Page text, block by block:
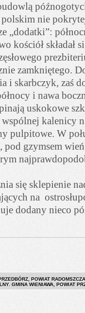
polskim nie
„dodatki”:
kościół składał
zamkniętego.
i skarbczyk, zaś
i nawa
uskokowe
kalenicy
pulpitowe. W
gzymsem
się sklepienie
na
dodany nieco
POWIAT
GMINA WIENIAWA, POWIAT